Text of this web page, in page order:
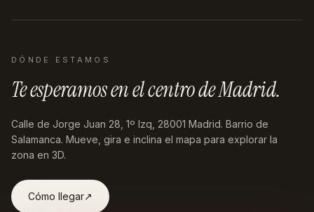
DÓNDE ESTAMOS
Te esperamos enel centro de Madrid.
Calle de Jorge Juan 28, 1º Izq, 28001 Madrid. Barrio de
Salamanca. Mueve, gira e inclina el mapa para explorar la
zona en 3D.
Cómo llegar↗︎